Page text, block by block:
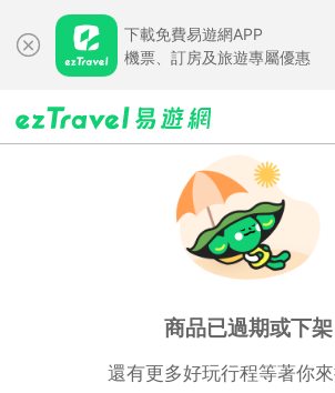
下載免費易遊網APP
機票、訂房及旅遊專屬優惠
商品已過期或下架
還有更多好玩行程等著你來